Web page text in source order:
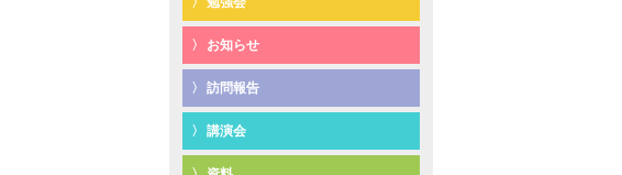
お知らせ
訪問報告
講演会